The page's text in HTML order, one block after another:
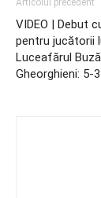
Articolul precedent
VIDEO | Debut
pentru jucătorii
Luceafărul
Gheorghieni: 5-3